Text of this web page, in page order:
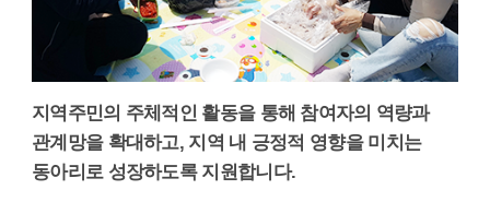
지역주민의 주체적인 활동을 통해 참여자의 역량과
관계망을 확대하고, 지역 내 긍정적 영향을 미치는
동아리로 성장하도록 지원합니다.